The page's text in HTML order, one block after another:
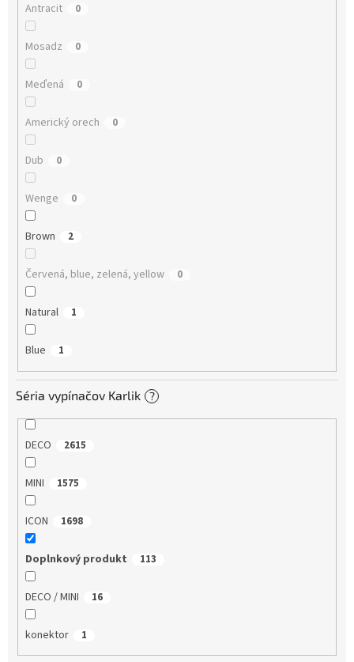
Antracit 0
Mosadz 0
Meďená 0
Americký orech 0
Dub 0
Wenge 0
Brown 2
Červená, blue, zelená, yellow 0
Natural 1
Blue 1
Séria vypínačov Karlik ?
DECO 2615
MINI 1575
ICON 1698
Doplnkový produkt 113
DECO / MINI 16
konektor 1